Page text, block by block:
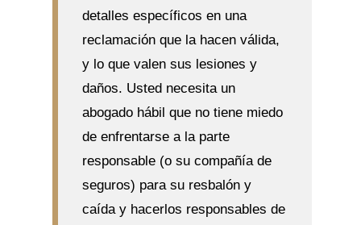
detalles específicos en una
reclamación que la hacen válida,
y lo que valen sus lesiones y
daños. Usted necesita un
abogado hábil que no tiene miedo
de enfrentarse a la parte
responsable (o su compañía de
seguros) para su resbalón y
caída y hacerlos responsables de